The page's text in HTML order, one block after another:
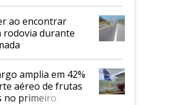
ao encontrar
rodovia durante
amplia em 42%
aéreo de frutas
no primeiro